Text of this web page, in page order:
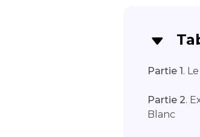
Partie 1.
Partie 2.
Blanc